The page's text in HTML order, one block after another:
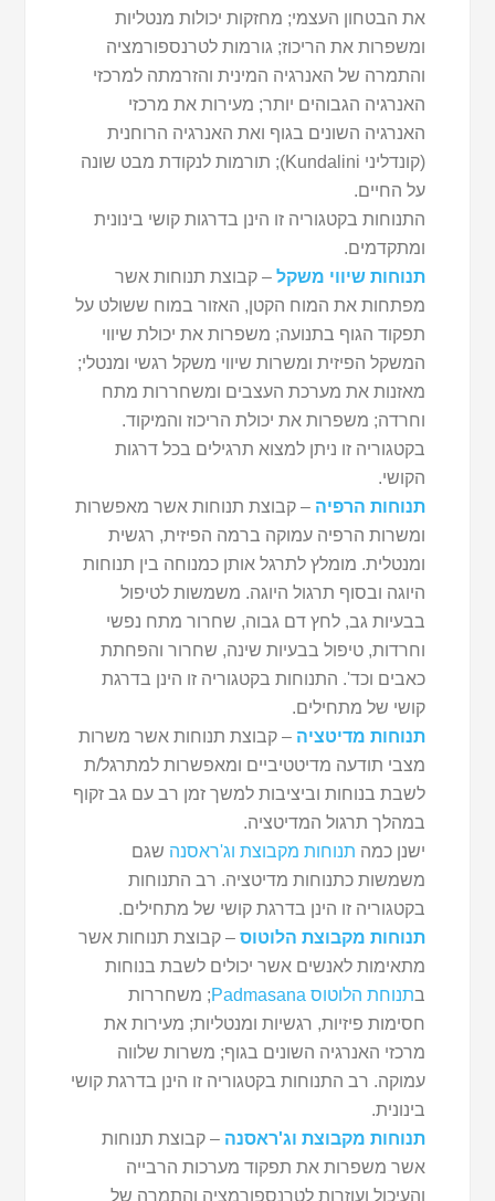
את הבטחון העצמי; מחזקות יכולות מנטליות
ומשפרות את הריכוז; גורמות לטרנספורמציה
והתמרה של האנרגיה המינית והזרמתה למרכזי
האנרגיה הגבוהים יותר; מעירות את מרכזי
האנרגיה השונים בגוף ואת האנרגיה הרוחנית
(קונדליני Kundalini); תורמות לנקודת מבט שונה
על החיים.
התנוחות בקטגוריה זו הינן בדרגות קושי בינונית
ומתקדמים.
תנוחות שיווי משקל – קבוצת תנוחות אשר
מפתחות את המוח הקטן, האזור במוח ששולט על
תפקוד הגוף בתנועה; משפרות את יכולת שיווי
המשקל הפיזית ומשרות שיווי משקל רגשי ומנטלי;
מאזנות את מערכת העצבים ומשחררות מתח
וחרדה; משפרות את יכולת הריכוז והמיקוד.
בקטגוריה זו ניתן למצוא תרגילים בכל דרגות
הקושי.
תנוחות הרפיה – קבוצת תנוחות אשר מאפשרות
ומשרות הרפיה עמוקה ברמה הפיזית, רגשית
ומנטלית. מומלץ לתרגל אותן כמנוחה בין תנוחות
היוגה ובסוף תרגול היוגה. משמשות לטיפול
בבעיות גב, לחץ דם גבוה, שחרור מתח נפשי
וחרדות, טיפול בבעיות שינה, שחרור והפחתת
כאבים וכד'. התנוחות בקטגוריה זו הינן בדרגת
קושי של מתחילים.
תנוחות מדיטציה – קבוצת תנוחות אשר משרות
מצבי תודעה מדיטטיביים ומאפשרות למתרגל/ת
לשבת בנוחות וביציבות למשך זמן רב עם גב זקוף
במהלך תרגול המדיטציה.
ישנן כמה תנוחות מקבוצת וג'ראסנה שגם
משמשות כתנוחות מדיטציה. רב התנוחות
בקטגוריה זו הינן בדרגת קושי של מתחילים.
תנוחות מקבוצת הלוטוס – קבוצת תנוחות אשר
מתאימות לאנשים אשר יכולים לשבת בנוחות
בתנוחת הלוטוס Padmasana
; משחררות
חסימות פיזיות, רגשיות ומנטליות; מעירות את
מרכזי האנרגיה השונים בגוף; משרות שלווה
עמוקה. רב התנוחות בקטגוריה זו הינן בדרגת קושי
בינונית.
תנוחות מקבוצת וג'ראסנה – קבוצת תנוחות
אשר משפרות את תפקוד מערכות הרבייה
והעיכול ועוזרות לטרנספורמציה והתמרה של